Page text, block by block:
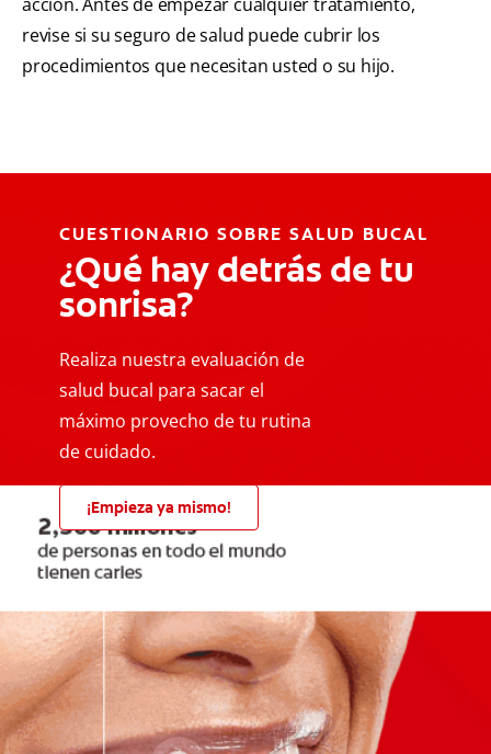
revise si su seguro de salud puede cubrir los
procedimientos que necesitan usted o su hijo.
CUESTIONARIO SOBRE SALUD BUCAL
¿Qué hay detrás de tu
sonrisa?
Realiza nuestra evaluación de
salud bucal para sacar el
máximo provecho de tu rutina
de cuidado.
¡Empieza ya mismo!